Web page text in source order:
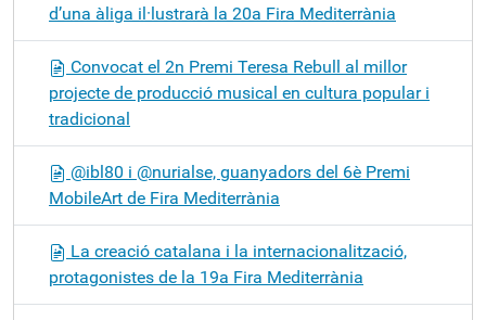
d’una àliga il·lustrarà la 20a Fira Mediterrània
Convocat el 2n Premi Teresa Rebull al millor
projecte de producció musical en cultura popular i
tradicional
@ibl80 i @nurialse, guanyadors del 6è Premi
MobileArt de Fira Mediterrània
La creació catalana i la internacionalització,
protagonistes de la 19a Fira Mediterrània